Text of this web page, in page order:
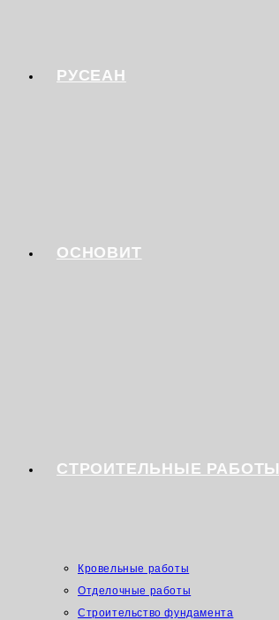
РУСЕАН
ОСНОВИТ
СТРОИТЕЛЬНЫЕ РАБОТЫ
Кровельные работы
Отделочные работы
Строительство фундамента